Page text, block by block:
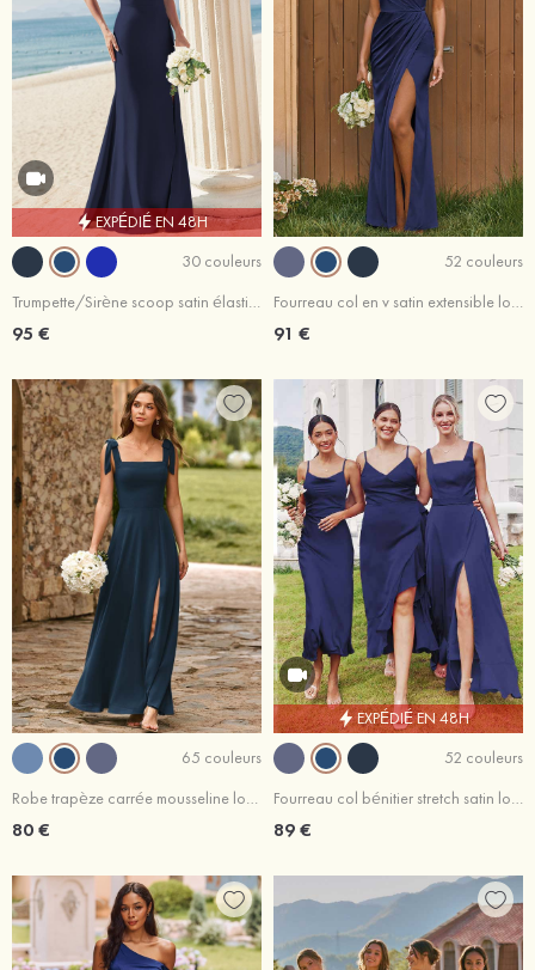
EXPÉDIÉ EN 48H
30 couleurs
Trumpette/Sirène scoop satin élastique crêpe élastique ras du sol robe de demoiselle d'honneur
95 €
52 couleurs
Fourreau col en v satin extensible longueur ras du sol robe de demoiselle d'honneur avec plissé fendue
91 €
65 couleurs
Robe trapèze carrée mousseline longueur ras du sol robe de demoiselle d'honneur avec noeud papillon fendue
80 €
EXPÉDIÉ EN 48H
52 couleurs
Fourreau col bénitier stretch satin longueur mollet robe de demoiselle d'honneur
89 €